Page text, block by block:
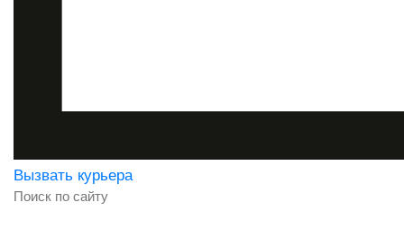
Вызвать курьера